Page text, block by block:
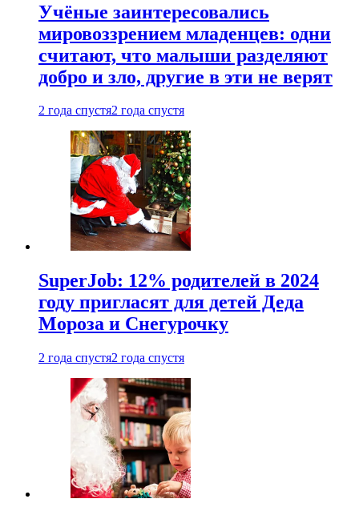
Учёные заинтересовались
мировоззрением младенцев: одни
считают, что малыши разделяют
добро и зло, другие в эти не верят
2 года спустя2 года спустя
SuperJob: 12% родителей в 2024
году пригласят для детей Деда
Мороза и Снегурочку
2 года спустя2 года спустя